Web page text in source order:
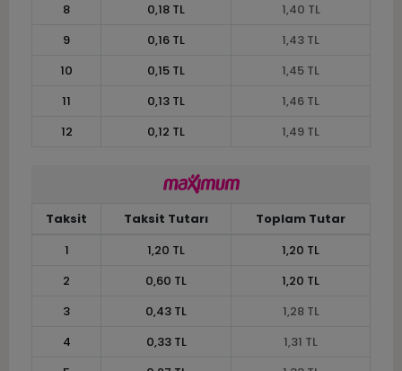
8
0,18 TL
1,40 TL
9
0,16 TL
1,43 TL
10
0,15 TL
1,45 TL
11
0,13 TL
1,46 TL
12
0,12 TL 1,49 TL
Taksit Taksit Tutarı
Toplam Tutar
1
1,20 TL
1,20 TL
2
0,60 TL
1,20 TL
3
0,43 TL
1,28 TL
4
0,33 TL
1,31 TL